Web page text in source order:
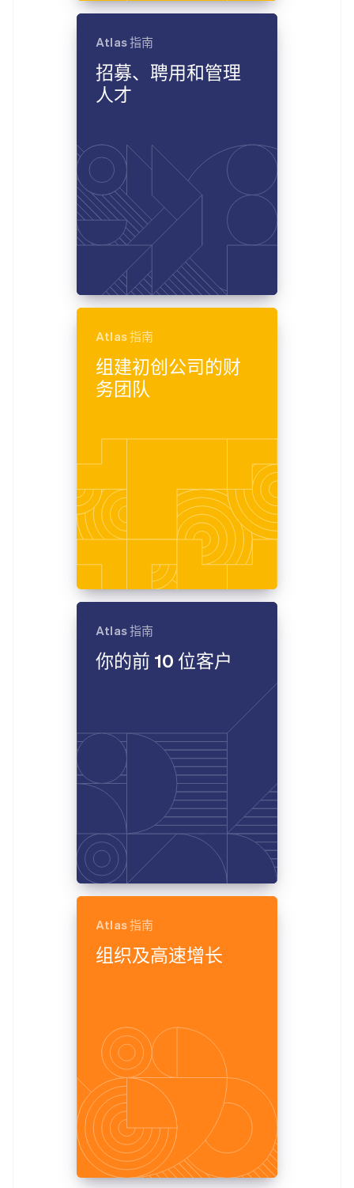
Atlas 指南
招募、聘用和管理
人才
Atlas 指南
组建初创公司的财
务团队
Atlas 指南
你的前 10 位客户
Atlas 指南
组织及高速增长